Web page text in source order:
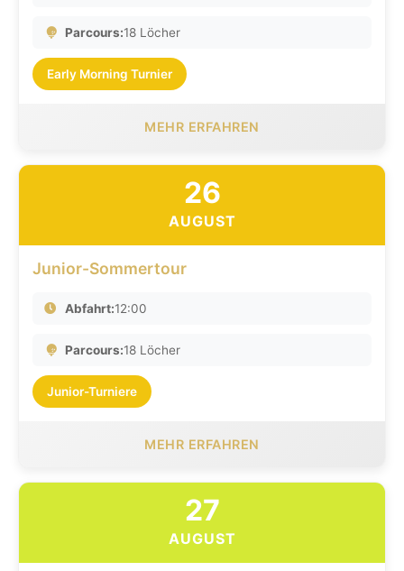
Parcours:18 Löcher
Early Morning Turnier
MEHR ERFAHREN
26
AUGUST
Junior-Sommertour
Abfahrt:12:00
Parcours:18 Löcher
Junior-Turniere
MEHR ERFAHREN
27
AUGUST